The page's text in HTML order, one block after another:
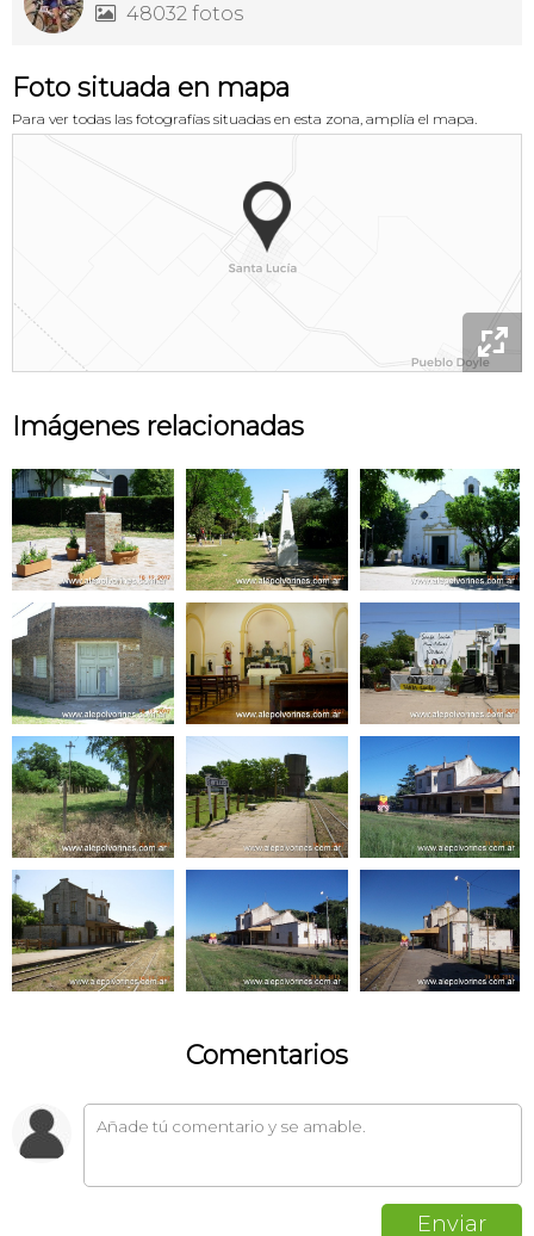
 48032 fotos
Foto situada en mapa
Para ver todas las fotografías situadas en esta zona, amplía el mapa.

Imágenes relacionadas
Comentarios